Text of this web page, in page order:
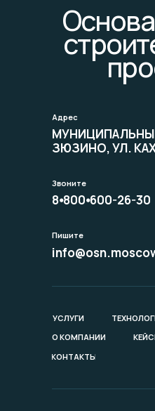
117461, Г.
ЗЮЗИНО, УЛ.
Адрес
8⦁800⦁600-26-30
Звоните
Пишите
УСЛУГИ
КОНТАКТЫ
О КОМПАНИИ